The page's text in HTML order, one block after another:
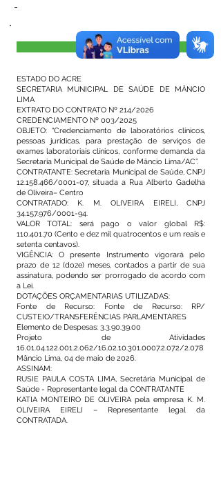
-
Visualizar
ESTADO DO ACRE
SECRETARIA MUNICIPAL DE SAÚDE DE MÂNCIO
LIMA
EXTRATO DO CONTRATO Nº 214/2026
CREDENCIAMENTO Nº 003/2025
OBJETO: “Credenciamento de laboratórios clínicos,
pessoas jurídicas, para prestação de serviços de
exames laboratoriais clínicos, conforme demanda da
Secretaria Municipal de Saúde de Mâncio Lima/AC”.
CONTRATANTE: Secretaria Municipal de Saúde, CNPJ
12.158.466/0001-07, situada a Rua Alberto Gadelha
de Oliveira– Centro
CONTRATADO: K. M. OLIVEIRA EIRELI, CNPJ
34.157.976/0001-94.
VALOR TOTAL: será pago o valor global R$:
110.401,70 (Cento e dez mil quatrocentos e um reais e
setenta centavos).
VIGÊNCIA: O presente Instrumento vigorará pelo
prazo de 12 (doze) meses, contados a partir de sua
assinatura, podendo ser prorrogado de acordo com
a Lei.
DOTAÇÕES ORÇAMENTARIAS UTILIZADAS:
Fonte de Recurso: Fonte de Recurso: RP/
CUSTEIO/TRANSFERÊNCIAS PARLAMENTARES
Elemento de Despesas: 3.3.90.39.00
Projeto de Atividades
16.01.04.122.001.2.062/16.02.10.301.0007.2.072/2.078
Mâncio Lima, 04 de maio de 2026.
ASSINAM:
RUSIE PAULA COSTA LIMA, Secretária Municipal de
Saúde - Representante legal da CONTRATANTE
KATIA MONTEIRO DE OLIVEIRA pela empresa K. M.
OLIVEIRA EIRELI – Representante legal da
CONTRATADA.